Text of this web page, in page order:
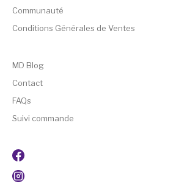
Communauté
Conditions Générales de Ventes
MD Blog
Contact
FAQs
Suivi commande